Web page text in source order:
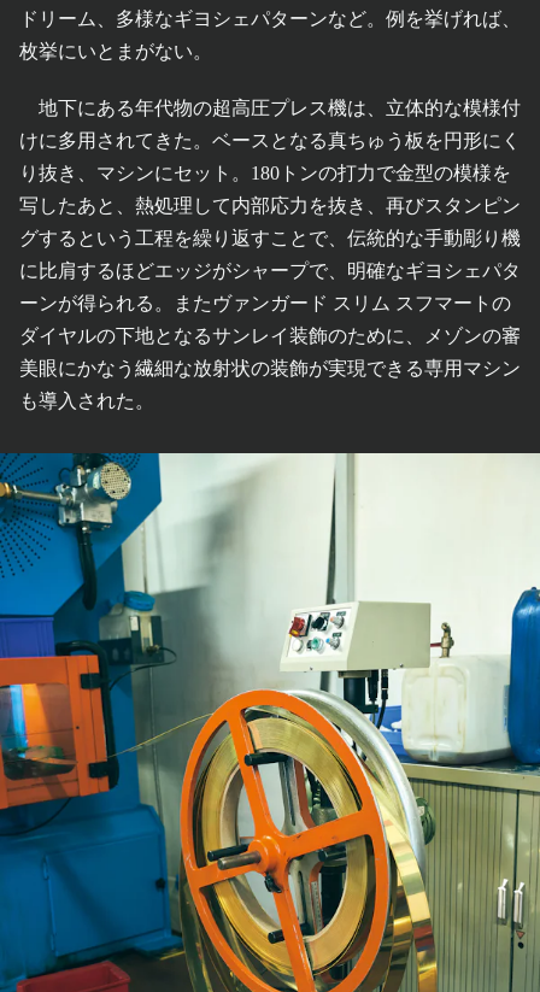
ドリーム、多様なギヨシェパターンなど。例を挙げれば、
枚挙にいとまがない。
地下にある年代物の超高圧プレス機は、立体的な模様付
けに多用されてきた。ベースとなる真ちゅう板を円形にく
り抜き、マシンにセット。180トンの打力で金型の模様を
写したあと、熱処理して内部応力を抜き、再びスタンピン
グするという工程を繰り返すことで、伝統的な手動彫り機
に比肩するほどエッジがシャープで、明確なギヨシェパタ
ーンが得られる。またヴァンガード スリム スフマートの
ダイヤルの下地となるサンレイ装飾のために、メゾンの審
美眼にかなう繊細な放射状の装飾が実現できる専用マシン
も導入された。